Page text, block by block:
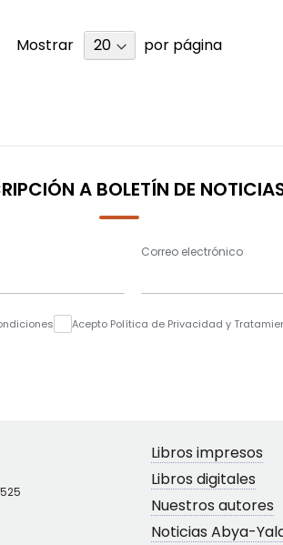
Mostrar por página
A BOLETÍN DE
Correo electrónico
Acepto Política de Privacidad y
Libros impresos
Libros digitales
Nuestros autores
Noticias Abya-